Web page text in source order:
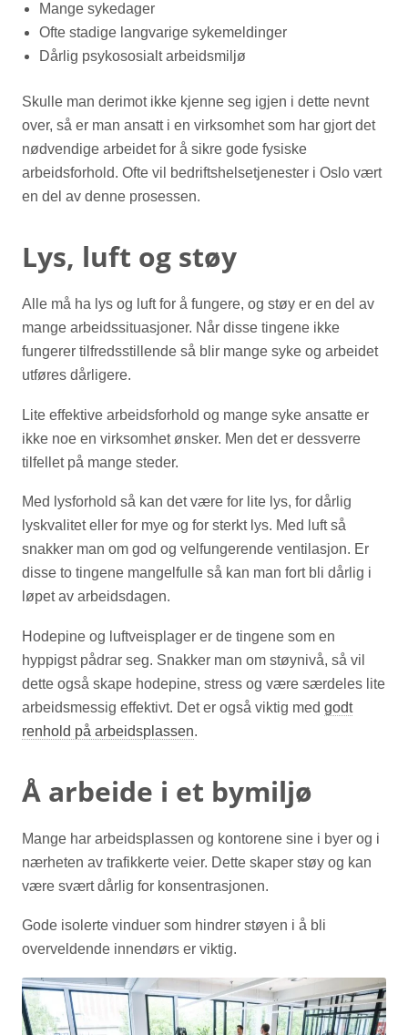
Mange sykedager
Ofte stadige langvarige sykemeldinger
Dårlig psykososialt arbeidsmiljø
Skulle man derimot ikke kjenne seg igjen i dette nevnt
over, så er man ansatt i en virksomhet som har gjort det
nødvendige arbeidet for å sikre gode fysiske
arbeidsforhold. Ofte vil bedriftshelsetjenester i Oslo vært
en del av denne prosessen.
Lys, luft og støy
Alle må ha lys og luft for å fungere, og støy er en del av
mange arbeidssituasjoner. Når disse tingene ikke
fungerer tilfredsstillende så blir mange syke og arbeidet
utføres dårligere.
Lite effektive arbeidsforhold og mange syke ansatte er
ikke noe en virksomhet ønsker. Men det er dessverre
tilfellet på mange steder.
Med lysforhold så kan det være for lite lys, for dårlig
lyskvalitet eller for mye og for sterkt lys. Med luft så
snakker man om god og velfungerende ventilasjon. Er
disse to tingene mangelfulle så kan man fort bli dårlig i
løpet av arbeidsdagen.
Hodepine og luftveisplager er de tingene som en
hyppigst pådrar seg. Snakker man om støynivå, så vil
dette også skape hodepine, stress og være særdeles lite
arbeidsmessig effektivt. Det er også viktig med godt
renhold på arbeidsplassen.
Å arbeide i et bymiljø
Mange har arbeidsplassen og kontorene sine i byer og i
nærheten av trafikkerte veier. Dette skaper støy og kan
være svært dårlig for konsentrasjonen.
Gode isolerte vinduer som hindrer støyen i å bli
overveldende innendørs er viktig.